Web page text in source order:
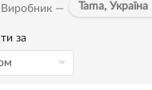
Виробник — Tama, Україна
за